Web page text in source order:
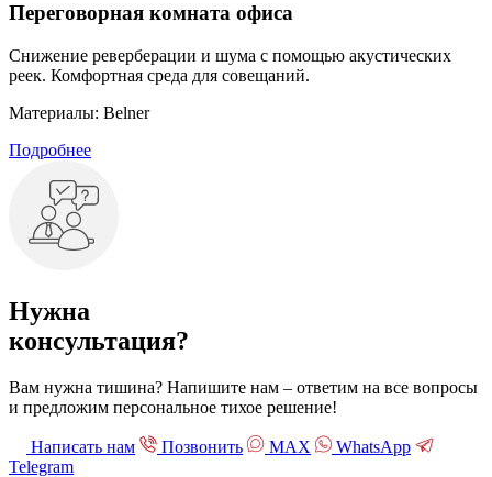
Переговорная комната офиса
Снижение реверберации и шума с помощью акустических
реек. Комфортная среда для совещаний.
Материалы: Belner
Подробнее
Нужна
консультация?
Вам нужна тишина? Напишите нам – ответим на все вопросы
и предложим персональное тихое решение!
Написать нам Позвонить МАХ
WhatsApp
Telegram